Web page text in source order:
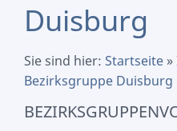
Duisburg
Sie sind hier: Startseite »
Bezirksgruppe Duisburg